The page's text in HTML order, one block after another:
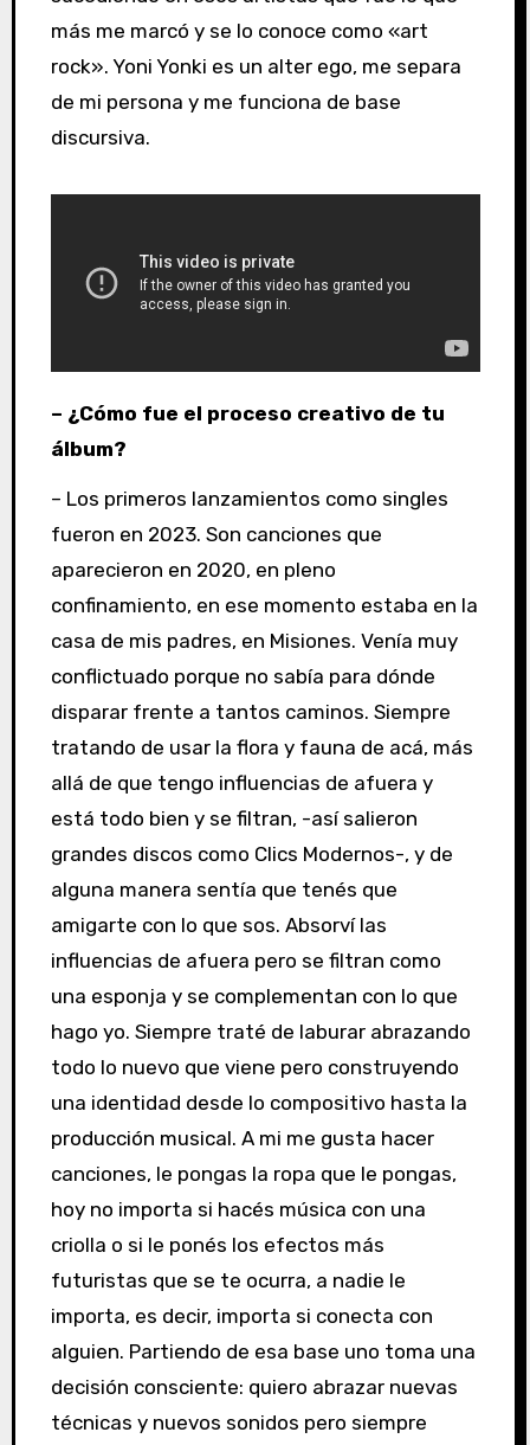
más me marcó y se lo conoce como «art
rock». Yoni Yonki es un alter ego, me separa
de mi persona y me funciona de base
discursiva.
– ¿Cómo fue el proceso creativo de tu
álbum?
– Los primeros lanzamientos como singles
fueron en 2023. Son canciones que
aparecieron en 2020, en pleno
confinamiento, en ese momento estaba en la
casa de mis padres, en Misiones. Venía muy
conflictuado porque no sabía para dónde
disparar frente a tantos caminos. Siempre
tratando de usar la flora y fauna de acá, más
allá de que tengo influencias de afuera y
está todo bien y se filtran, -así salieron
grandes discos como Clics Modernos-, y de
alguna manera sentía que tenés que
amigarte con lo que sos. Absorví las
influencias de afuera pero se filtran como
una esponja y se complementan con lo que
hago yo. Siempre traté de laburar abrazando
todo lo nuevo que viene pero construyendo
una identidad desde lo compositivo hasta la
producción musical. A mi me gusta hacer
canciones, le pongas la ropa que le pongas,
hoy no importa si hacés música con una
criolla o si le ponés los efectos más
futuristas que se te ocurra, a nadie le
importa, es decir, importa si conecta con
alguien. Partiendo de esa base uno toma una
decisión consciente: quiero abrazar nuevas
técnicas y nuevos sonidos pero siempre